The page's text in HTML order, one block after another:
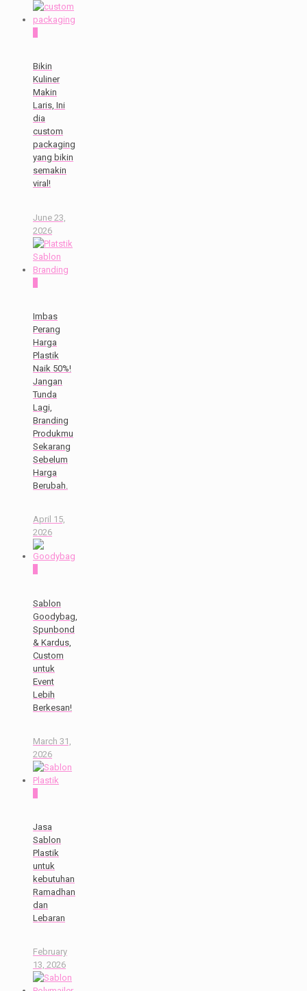
Bikin
Kuliner
Makin
Laris, Ini
dia
custom
packaging
yang bikin
semakin
viral!
June 23,
2026
Imbas
Perang
Harga
Plastik
Naik 50%!
Jangan
Tunda
Lagi,
Branding
Produkmu
Sekarang
Sebelum
Harga
Berubah.
April 15,
2026
Sablon
Goodybag,
Spunbond
& Kardus,
Custom
untuk
Event
Lebih
Berkesan!
March 31,
2026
Jasa
Sablon
Plastik
untuk
kebutuhan
Ramadhan
dan
Lebaran
February
13, 2026